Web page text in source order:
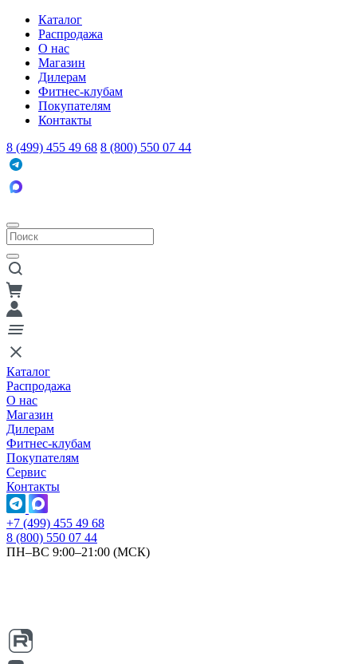
Каталог
Распродажа
О нас
Магазин
Дилерам
Фитнес-клубам
Покупателям
Контакты
8 (499) 455 49 68 8 (800) 550 07 44
Каталог
Распродажа
О нас
Магазин
Дилерам
Фитнес-клубам
Покупателям
Сервис
Контакты
+7 (499) 455 49 68
8 (800) 550 07 44
ПН–ВС 9:00–21:00 (МСК)